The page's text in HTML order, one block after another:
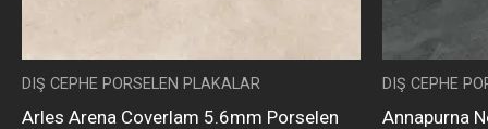
DIŞ CEPHE PORSELEN PLAKALAR
Arles Arena Coverlam 5.6mm Porselen
DIŞ CEPHE
Annapurna